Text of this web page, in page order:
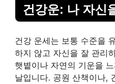
건강운: 나 자신
건강 운세는 보통 수준을
하지 않고 자신을 잘 관리
햇볕이나 자연의 기운을
날입니다. 공원 산책이나,